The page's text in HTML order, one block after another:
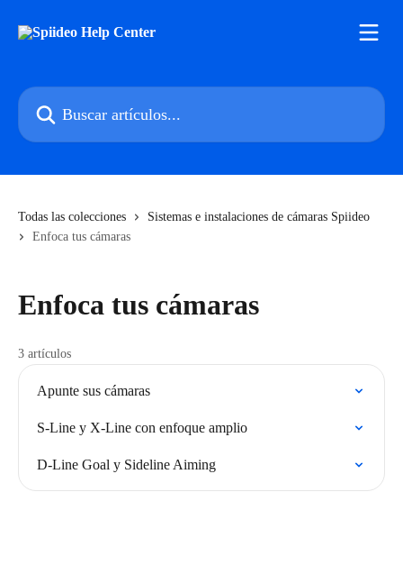
Buscar artículos...
Todas las colecciones
Sistemas e instalaciones de cámaras Spiideo
Enfoca tus cámaras
Enfoca tus cámaras
3 artículos
Apunte sus cámaras
S-Line y X-Line con enfoque amplio
D-Line Goal y Sideline Aiming